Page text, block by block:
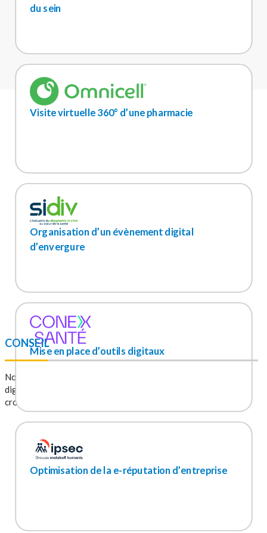
du sein
Visite virtuelle 360° d’une pharmacie
Organisation d’un évènement digital
d’envergure
Mise en place d’outils digitaux
Optimisation de la e-réputation d’entreprise
CONSEIL
Notre
digitale, la définition et la mise en œuvre d’une stratégie de
croissance optimale, ainsi que le développement commercial.